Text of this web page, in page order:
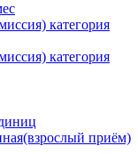
категория
категория
приём)